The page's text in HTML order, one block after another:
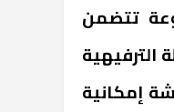
تتضمن
الترفيهية
إمكانية